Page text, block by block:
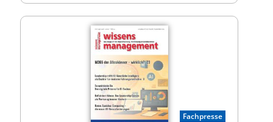
Fachpresse